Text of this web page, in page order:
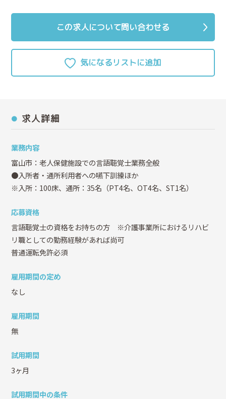
この求人について問い合わせる
求人詳細
業務内容
富山市：老人保健施設での言語聴覚士業務全般
●入所者・通所利用者への嚥下訓練ほか
※入所：100床、通所：35名（PT4名、OT4名、ST1名）
応募資格
言語聴覚士の資格をお持ちの方 ※介護事業所におけるリハビ
リ職としての勤務経験があれば尚可
普通運転免許必須
雇用期間の定め
なし
雇用期間
無
試用期間
3ヶ月
試用期間中の条件